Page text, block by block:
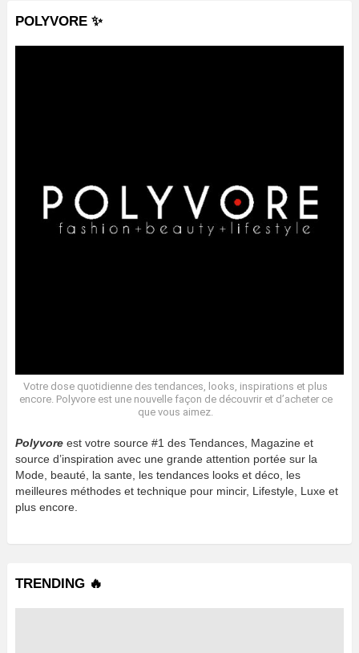
POLYVORE ✨
Votre dose quotidienne des tendances, looks, inspirations et plus
encore. Polyvore est une nouvelle façon de découvrir et d’acheter ce
que vous aimez.
Polyvore est votre source #1 des Tendances, Magazine et
source d’inspiration avec une grande attention portée sur la
Mode, beauté, la sante, les tendances looks et déco, les
meilleures méthodes et technique pour mincir, Lifestyle, Luxe et
plus encore.
TRENDING 🔥